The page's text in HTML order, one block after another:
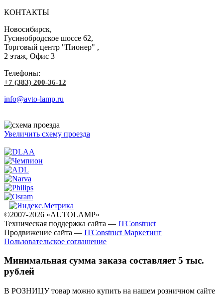
КОНТАКТЫ
Новосибирск,
Гусинобродское шоссе 62,
Торговый центр "Пионер" ,
2 этаж, Офис 3
Телефоны:
+7 (383) 200-36-12
info@avto-lamp.ru
Увеличить схему проезда
©2007-2026 «AUTOLAMP»
Техническая поддержка сайта — ITConstruct
Продвижение сайта — ITConstruct Маркетинг
Пользовательское соглашение
Минимальная сумма заказа составляет 5 тыс.
рублей
В РОЗНИЦУ товар можно купить на нашем розничном сайте